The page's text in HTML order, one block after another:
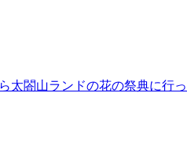
太閤山ランドの花の祭典に行っ